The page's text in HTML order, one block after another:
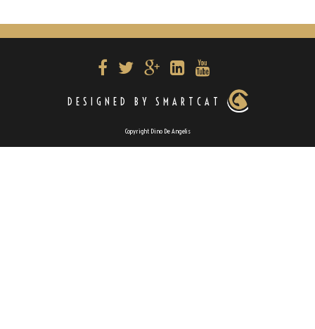
DESIGNED BY SMARTCAT
Copyright Dino De Angelis